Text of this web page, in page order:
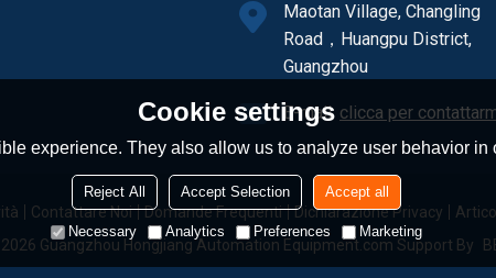
Maotan Village, Changling
Road，Huangpu District,
Guangzhou
E-mail: clicca per
Contattare Noi Domande Frequenti Dichiarazione Privacy
Guangzhou Hongjiang Automation Equipment.com Support By
Cookie settings
experience. They also allow us to analyze user behavior
Reject All Accept Selection Accept all
Necessary Analytics Preferences Marketing